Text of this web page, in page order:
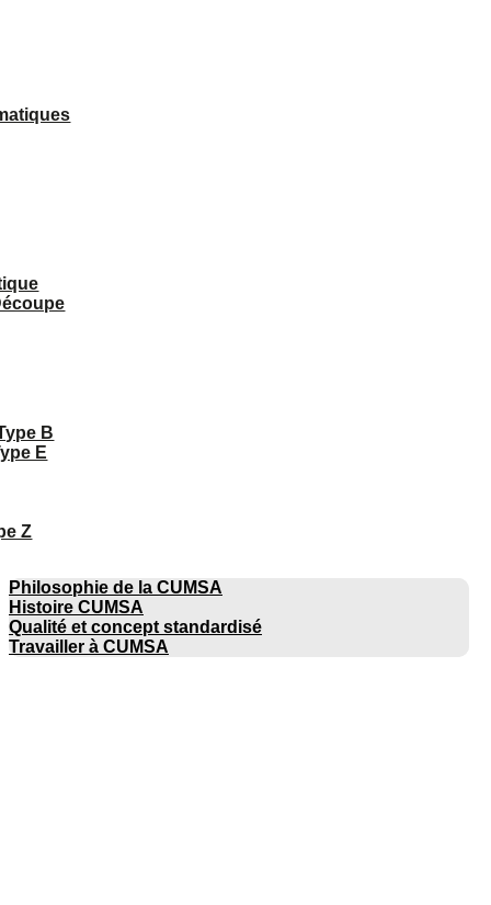
B
E
Z
Philosophie de la CUMSA
Histoire CUMSA
Qualité et concept standardisé
Travailler à CUMSA